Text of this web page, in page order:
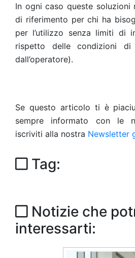
In ogni caso queste soluzioni
di riferimento per chi ha
per l’utilizzo senza limiti di
rispetto delle condizioni
dall’operatore).
Se questo articolo ti è
sempre informato con le
iscriviti alla nostra Newsletter
Tag:
Notizie che
interessarti: